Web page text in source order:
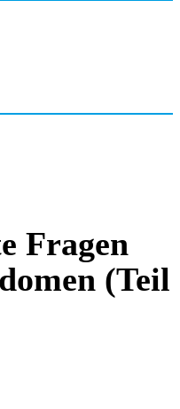
Fragen
(Teil